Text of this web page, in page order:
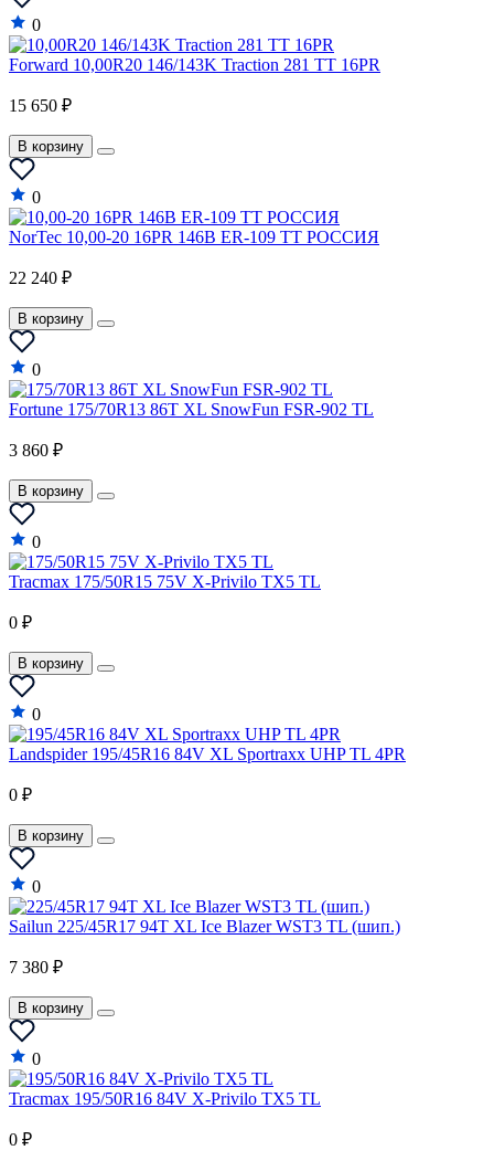
Haval
Honda
Hyundai
Isuzu
JAC
Jaguar
Jinbei
LADA
LDV
Lexus
Lincoln
Maruti
Maybach
0
Forward 10,00R20 146/143K Traction 281 TT 16PR
15 650 ₽
В корзину
0
NorTec 10,00-20 16PR 146B ER-109 TT РОССИЯ
22 240 ₽
В корзину
0
Fortune 175/70R13 86T XL SnowFun FSR-902 TL
3 860 ₽
В корзину
0
Tracmax 175/50R15 75V X-Privilo TX5 TL
0 ₽
В корзину
0
Landspider 195/45R16 84V XL Sportraxx UHP TL 4PR
0 ₽
В корзину
0
Sailun 225/45R17 94T XL Ice Blazer WST3 TL (шип.)
7 380 ₽
В корзину
0
Tracmax 195/50R16 84V X-Privilo TX5 TL
0 ₽